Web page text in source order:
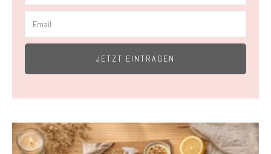
JETZT EINTRAGEN